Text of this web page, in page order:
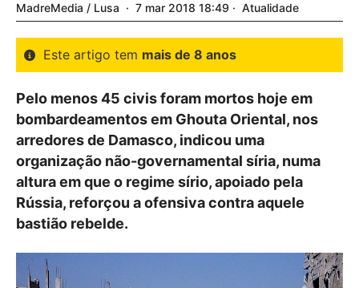
MadreMedia / Lusa 7 mar 2018 18:49 Atualidade
Este artigo tem mais de 8 anos
Pelo menos 45 civis foram mortos hoje em
bombardeamentos em Ghouta Oriental, nos
arredores de Damasco, indicou uma
organização não-governamental síria, numa
altura em que o regime sírio, apoiado pela
Rússia, reforçou a ofensiva contra aquele
bastião rebelde.